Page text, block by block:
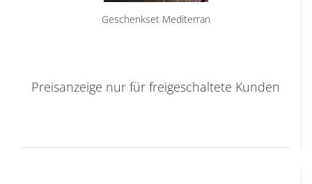
Geschenkset Mediterran
Preisanzeige nur für freigeschaltete Kunden